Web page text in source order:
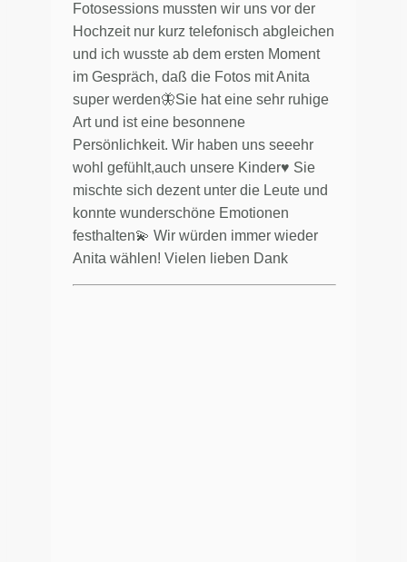
Fotosessions mussten wir uns vor der
Hochzeit nur kurz telefonisch abgleichen
und ich wusste ab dem ersten Moment
im Gespräch, daß die Fotos mit Anita
super werden🦋Sie hat eine sehr ruhige
Art und ist eine besonnene
Persönlichkeit. Wir haben uns seeehr
wohl gefühlt,auch unsere Kinder♥️ Sie
mischte sich dezent unter die Leute und
konnte wunderschöne Emotionen
festhalten💫 Wir würden immer wieder
Anita wählen! Vielen lieben Dank